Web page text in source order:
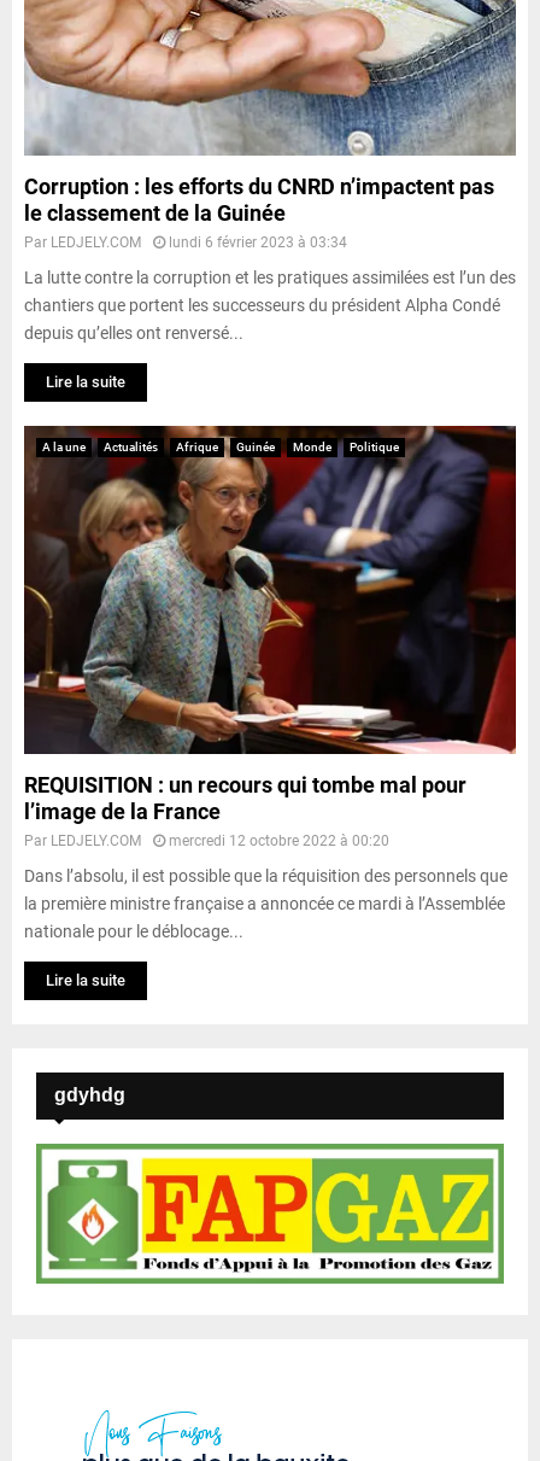
Corruption : les efforts du CNRD n’impactent pas
le classement de la Guinée
Par LEDJELY.COM lundi 6 février 2023 à 03:34
La lutte contre la corruption et les pratiques assimilées est l’un des
chantiers que portent les successeurs du président Alpha Condé
depuis qu’elles ont renversé...
Lire la suite
A la une Actualités Afrique Guinée Monde Politique
REQUISITION : un recours qui tombe mal pour
l’image de la France
Par LEDJELY.COM mercredi 12 octobre 2022 à 00:20
Dans l’absolu, il est possible que la réquisition des personnels que
la première ministre française a annoncée ce mardi à l’Assemblée
nationale pour le déblocage...
Lire la suite
gdyhdg